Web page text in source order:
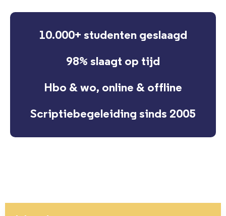
10.000+ studenten geslaagd
98% slaagt op tijd
Hbo & wo, online & offline
Scriptiebegeleiding sinds 2005